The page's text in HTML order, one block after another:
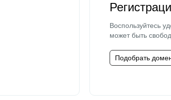
Воспользуйтесь
может быть
Подобрать